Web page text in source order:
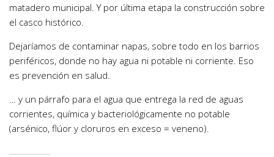
matadero municipal. Y por última etapa la construcción sobre
el casco histórico.
Dejaríamos de contaminar napas, sobre todo en los barrios
periféricos, donde no hay agua ni potable ni corriente. Eso
es prevención en salud.
… y un párrafo para el agua que entrega la red de aguas
corrientes, química y bacteriológicamente no potable
(arsénico, flúor y cloruros en exceso = veneno).